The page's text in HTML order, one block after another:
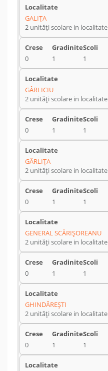
GALIŢA
2 unități scolare in localitate
0 1 1
GÂRLICIU
2 unități scolare in localitate
0 1 1
GÂRLIŢA
2 unități scolare in localitate
0 1 1
GENERAL SCĂRIŞOREANU
2 unități scolare in localitate
0 1 1
GHINDĂREŞTI
2 unități scolare in localitate
0 1 1